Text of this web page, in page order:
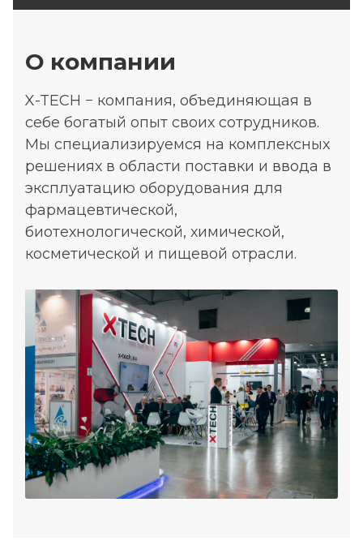
О компании
X-TECH − компания, объединяющая в
себе богатый опыт своих сотрудников.
Мы специализируемся на комплексных
решениях в области поставки и ввода в
эксплуатацию оборудования для
фармацевтической,
биотехнологической, химической,
косметической и пищевой отрасли.